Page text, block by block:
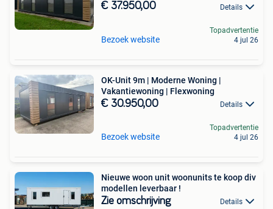
€ 37.950,00 Details
Bezoek website
Topadvertentie
4 jul 26
OK-Unit 9m | Moderne Woning |
Vakantiewoning | Flexwoning
€ 30.950,00 Details
Bezoek website
Topadvertentie
4 jul 26
Nieuwe woon unit woonunits te koop div
modellen leverbaar !
Zie omschrijving Details